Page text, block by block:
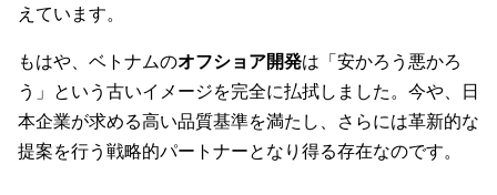
えています。
もはや、ベトナムのオフショア開発は「安かろう悪かろ
う」という古いイメージを完全に払拭しました。今や、日
本企業が求める高い品質基準を満たし、さらには革新的な
提案を行う戦略的パートナーとなり得る存在なのです。